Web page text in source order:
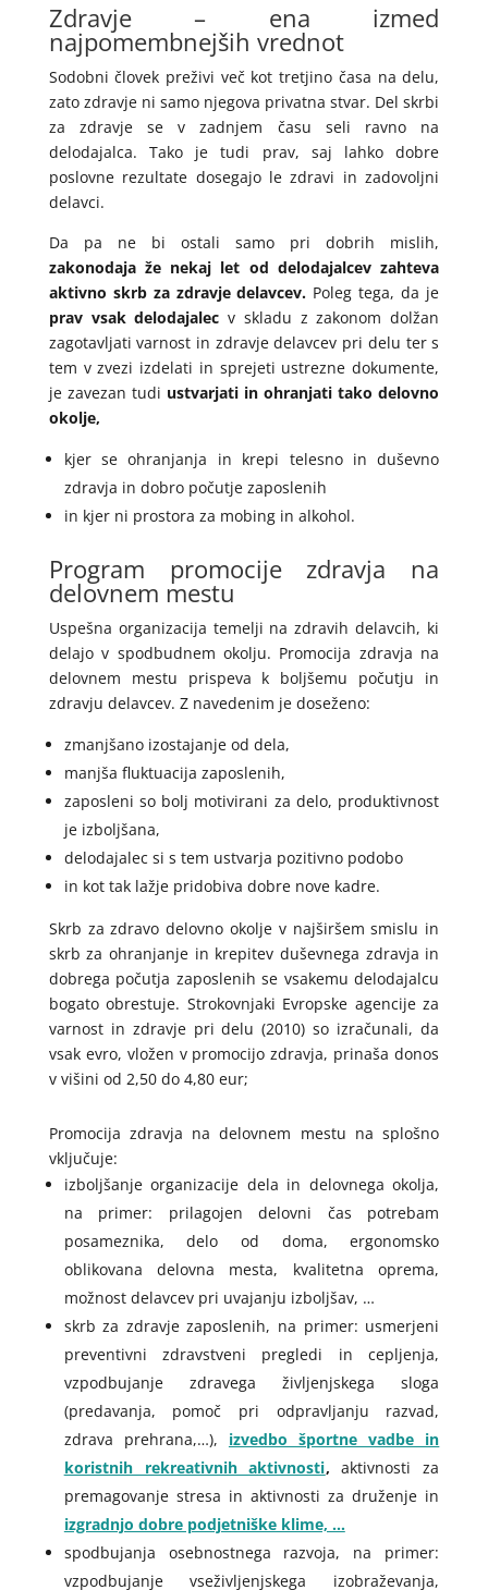
Zdravje – ena izmed
najpomembnejših vrednot
Sodobni človek preživi več kot tretjino časa na delu,
zato zdravje ni samo njegova privatna stvar. Del skrbi
za zdravje se v zadnjem času seli ravno na
delodajalca. Tako je tudi prav, saj lahko dobre
poslovne rezultate dosegajo le zdravi in zadovoljni
delavci.
Da pa ne bi ostali samo pri dobrih mislih,
zakonodaja že nekaj let od delodajalcev zahteva
aktivno skrb za zdravje delavcev. Poleg tega, da je
prav vsak delodajalec v skladu z zakonom dolžan
zagotavljati varnost in zdravje delavcev pri delu ter s
tem v zvezi izdelati in sprejeti ustrezne dokumente,
je zavezan tudi ustvarjati in ohranjati tako delovno
okolje,
kjer se ohranjanja in krepi telesno in duševno
zdravja in dobro počutje zaposlenih
in kjer ni prostora za mobing in alkohol.
Program promocije zdravja na
delovnem mestu
Uspešna organizacija temelji na zdravih delavcih, ki
delajo v spodbudnem okolju. Promocija zdravja na
delovnem mestu prispeva k boljšemu počutju in
zdravju delavcev. Z navedenim je doseženo:
zmanjšano izostajanje od dela,
manjša fluktuacija zaposlenih,
zaposleni so bolj motivirani za delo, produktivnost
je izboljšana,
delodajalec si s tem ustvarja pozitivno podobo
in kot tak lažje pridobiva dobre nove kadre.
Skrb za zdravo delovno okolje v najširšem smislu in
skrb za ohranjanje in krepitev duševnega zdravja in
dobrega počutja zaposlenih se vsakemu delodajalcu
bogato obrestuje. Strokovnjaki Evropske agencije za
varnost in zdravje pri delu (2010) so izračunali, da
vsak evro, vložen v promocijo zdravja, prinaša donos
v višini od 2,50 do 4,80 eur;
Promocija zdravja na delovnem mestu na splošno
vključuje:
izboljšanje organizacije dela in delovnega okolja,
na primer: prilagojen delovni čas potrebam
posameznika, delo od doma, ergonomsko
oblikovana delovna mesta, kvalitetna oprema,
možnost delavcev pri uvajanju izboljšav, …
skrb za zdravje zaposlenih, na primer: usmerjeni
preventivni zdravstveni pregledi in cepljenja,
vzpodbujanje zdravega življenjskega sloga
(predavanja, pomoč pri odpravljanju razvad,
zdrava prehrana,…), izvedbo športne vadbe in
koristnih rekreativnih aktivnosti, aktivnosti za
premagovanje stresa in aktivnosti za druženje in
izgradnjo dobre podjetniške klime, …
spodbujanja osebnostnega razvoja, na primer:
vzpodbujanje vseživljenjskega izobraževanja,